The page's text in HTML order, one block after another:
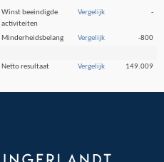
Winst beeindigde
activiteiten
Vergelijk -
Minderheidsbelang Vergelijk -800
Netto resultaat Vergelijk 149.009